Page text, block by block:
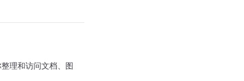
理和访问文档、图